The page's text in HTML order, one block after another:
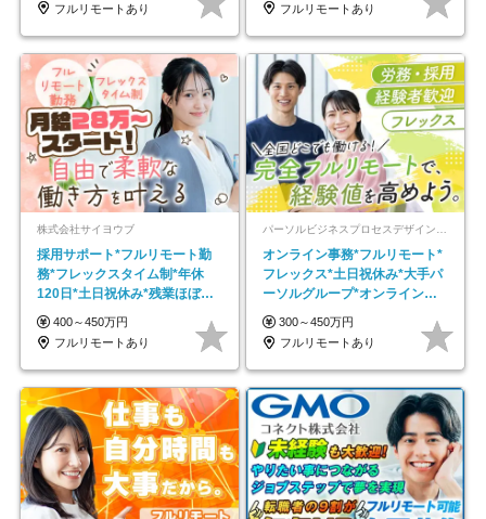
フルリモートあり
フルリモートあり
株式会社サイヨウブ
採用サポート*フルリモート勤
務*フレックスタイム制*年休
120日*土日祝休み*残業ほぼな
し*育児中社員8割以上
400～450万円
フルリモートあり
パーソルビジネスプロセスデザイン株式会社 事業開発本部
オンライン事務*フルリモート*
フレックス*土日祝休み*大手パ
ーソルグループ*オンライン面
接*30～40代活躍中
300～450万円
フルリモートあり